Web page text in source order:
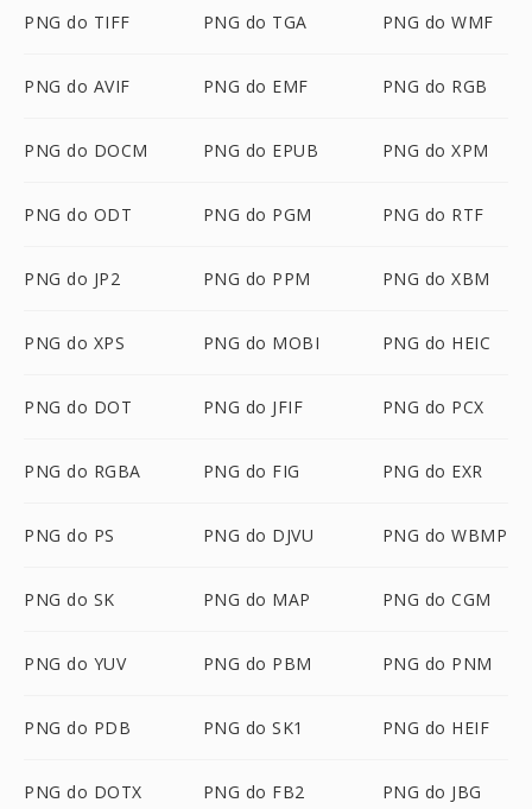
PNG do TIFF PNG do TGA PNG do WMF
PNG do AVIF PNG do EMF PNG do RGB
PNG do DOCM PNG do EPUB PNG do XPM
PNG do ODT PNG do PGM PNG do RTF
PNG do JP2 PNG do PPM PNG do XBM
PNG do XPS PNG do MOBI PNG do HEIC
PNG do DOT PNG do JFIF PNG do PCX
PNG do RGBA PNG do FIG PNG do EXR
PNG do PS PNG do DJVU PNG do WBMP
PNG do SK PNG do MAP PNG do CGM
PNG do YUV PNG do PBM PNG do PNM
PNG do PDB PNG do SK1 PNG do HEIF
PNG do DOTX PNG do FB2 PNG do JBG